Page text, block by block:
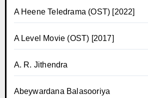
A Heene Teledrama (OST) [2022]
A Level Movie (OST) [2017]
A. R. Jithendra
Abeywardana Balasooriya